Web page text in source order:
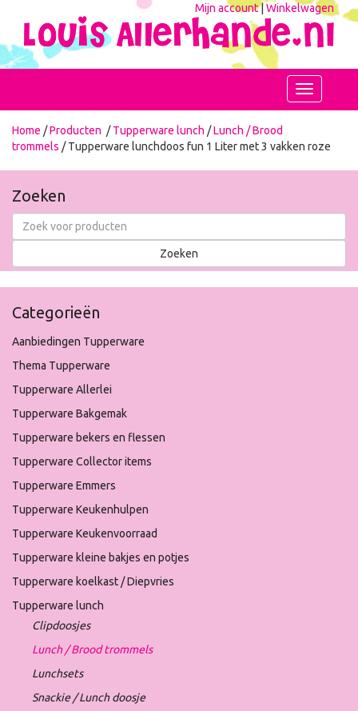
Mijn account|Winkelwagen
Toggle
navigation
Home /Producten /Tupperware lunch /Lunch / Brood
trommels / Tupperware lunchdoos fun 1 Liter met 3 vakken roze
Zoeken
Categorieën
Aanbiedingen Tupperware
Thema Tupperware
Tupperware Allerlei
Tupperware Bakgemak
Tupperware bekers en flessen
Tupperware Collector items
Tupperware Emmers
Tupperware Keukenhulpen
Tupperware Keukenvoorraad
Tupperware kleine bakjes en potjes
Tupperware koelkast / Diepvries
Tupperware lunch
Clipdoosjes
Lunch / Brood trommels
Lunchsets
Snackie / Lunch doosje